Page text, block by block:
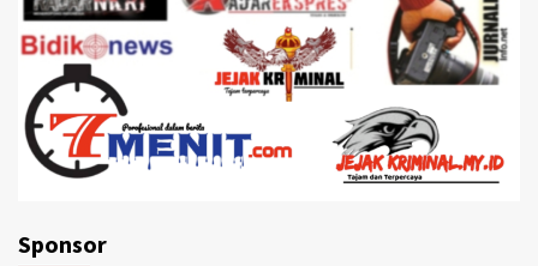
Sponsor